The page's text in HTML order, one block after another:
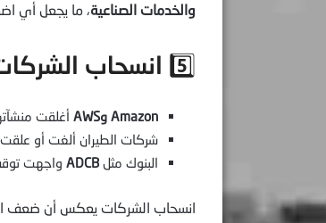
والخدمات الصناعية، ما يجعل أي
5️⃣ انسحاب الشركات العالمية وتعليق العمليات
Amazon وAWS
أغلقت
شركات الطيران ألغت أو علقت
البنوك مثل ADCB واجهت
انسحاب الشركات يعكس أن ضعف